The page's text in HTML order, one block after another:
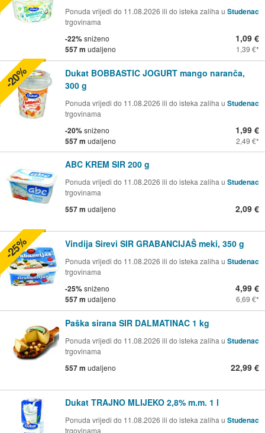
Ponuda vrijedi do 11.08.2026 ili do isteka zaliha u Studenac
trgovinama
-22%sniženo
557 m udaljeno
1,09 €
1,39 €
Dukat BOBBASTIC JOGURT mango naranča,
300 g
Ponuda vrijedi do 11.08.2026 ili do isteka zaliha u Studenac
trgovinama
-20%sniženo
557 m udaljeno
1,99 €
2,49 €
-20%
ABC KREM SIR 200 g
Ponuda vrijedi do 11.08.2026 ili do isteka zaliha u Studenac
trgovinama
557 m udaljeno 2,09 €
Vindija Sirevi SIR GRABANCIJAŠ meki, 350 g
Ponuda vrijedi do 11.08.2026 ili do isteka zaliha u Studenac
trgovinama
-25%sniženo
557 m udaljeno
4,99 €
6,69 €
-25%
Paška sirana SIR DALMATINAC 1 kg
Ponuda vrijedi do 11.08.2026 ili do isteka zaliha u Studenac
trgovinama
557 m udaljeno 22,99 €
Dukat TRAJNO MLIJEKO 2,8% m.m. 1 l
Ponuda vrijedi do 11.08.2026 ili do isteka zaliha u Studenac
trgovinama